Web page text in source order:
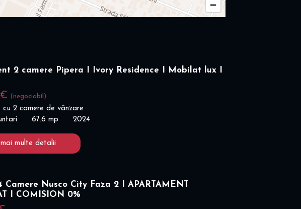
2 camere Pipera I Ivory Residence I Mobilat lux I
(negociabil)
2 camere de vânzare
67.6 mp 2024
mai multe detalii
Camere Nusco City Faza 2 I APARTAMENT
I COMISION 0%